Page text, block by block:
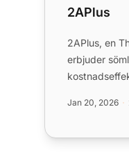
2APlus
2APlus, en
erbjuder
Jan 20, 2026